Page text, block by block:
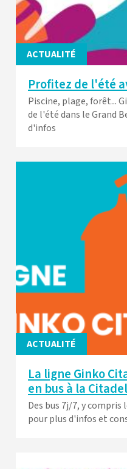
ACTUALITÉ
Profitez de l'été
Piscine, plage, forêt...
de l'été dans le Grand
d'infos
ACTUALITÉ
La ligne Ginko
en bus à la
Des bus 7j/7, y compris
pour plus d'infos et